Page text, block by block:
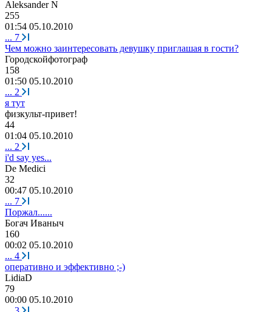
Aleksander N
255
01:54 05.10.2010
... 7
Чем можно заинтересовать девушку приглашая в гости?
Городскойфотограф
158
01:50 05.10.2010
... 2
я тут
физкульт-привет!
44
01:04 05.10.2010
... 2
i'd say yes...
De Medici
32
00:47 05.10.2010
... 7
Поржал......
Богач Иваныч
160
00:02 05.10.2010
... 4
оперативно и эффективно ;-)
LidiaD
79
00:00 05.10.2010